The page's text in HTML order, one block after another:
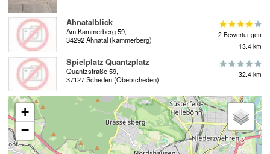
Ahnatalblick
Am Kammerberg 59,
34292 Ahnatal (kammerberg)
2 Bewertungen
13.4 km
Spielplatz Quantzplatz
Quantzstraße 59,
37127 Scheden (Oberscheden)
32.4 km
+
−